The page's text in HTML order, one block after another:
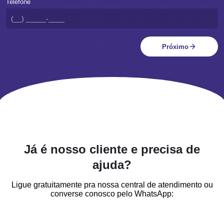
Telefone
Próximo
Já é nosso cliente e precisa de
ajuda?
Ligue gratuitamente pra nossa central de atendimento ou
converse conosco pelo WhatsApp: